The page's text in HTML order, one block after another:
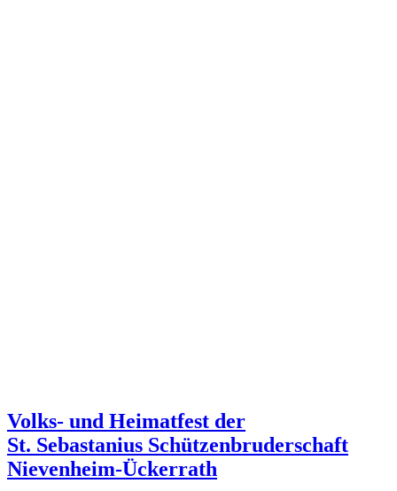
Volks- und Heimatfest der
St. Sebastanius Schützenbruderschaft
Nievenheim-Ückerrath